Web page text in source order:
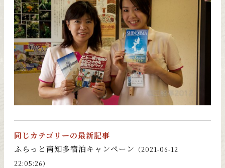
同じカテゴリーの最新記事
ふらっと南知多宿泊キャンペーン （2021-06-12
22:05:26）